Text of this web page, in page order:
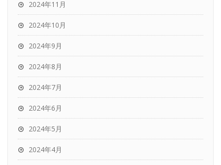
2024年11月
2024年10月
2024年9月
2024年8月
2024年7月
2024年6月
2024年5月
2024年4月